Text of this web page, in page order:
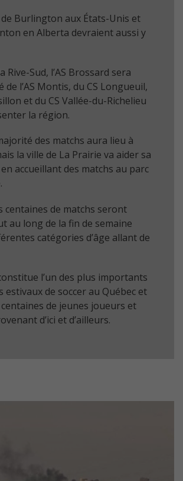
Burlington aux États-Unis et
en Alberta devraient aussi y
Rive-Sud, l’AS Brossard sera
de l’AS Montis, du CS Longueuil,
et du CS Vallée-du-Richelieu
la région.
des matchs aura lieu à
la ville de La Prairie va aider sa
accueillant des matchs au parc
centaines de matchs seront
au long de la fin de semaine
catégories d’âge allant de
l’un des plus importants
estivaux de soccer au Québec et
de jeunes joueurs et
d’ici et d’ailleurs.